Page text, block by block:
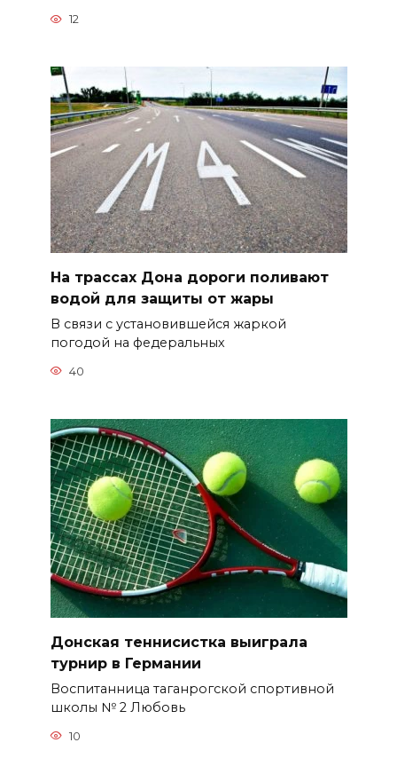
12
На трассах Дона дороги поливают
водой для защиты от жары
В связи с установившейся жаркой
погодой на федеральных
40
Донская теннисистка выиграла
турнир в Германии
Воспитанница таганрогской спортивной
школы № 2 Любовь
10